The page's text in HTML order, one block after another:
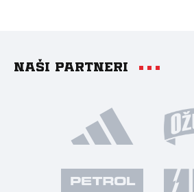
Naši partneri